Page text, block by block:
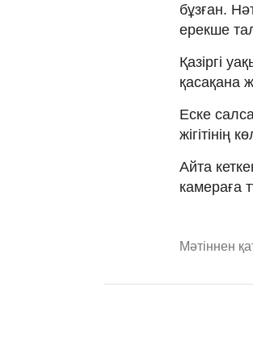
бұзған.
ерекше
Қазіргі
қасақана
Еске
жігітінің
Айта
камераға
Мәтіннен